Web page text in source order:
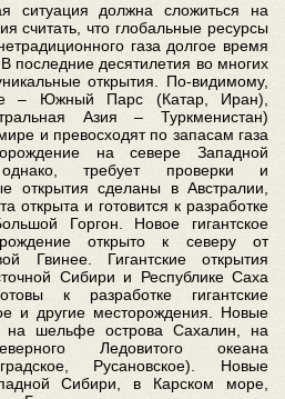
ситуация должна сложиться на
считать, что глобальные ресурсы
газа долгое время
последние десятилетия во многих
открытия. По-видимому,
– Южный Парс (Катар, Иран),
Азия – Туркменистан)
и превосходят по запасам газа
на севере Западной
требует проверки и
открытия сделаны в Австралии,
открыта и готовится к разработке
Горгон. Новое гигантское
открыто к северу от
Гвинее. Гигантские открытия
Сибири и Республике Саха
к разработке гигантские
и другие месторождения. Новые
на шельфе острова Сахалин, на
Ледовитого океана
Русановское). Новые
Сибири, в Карском море,